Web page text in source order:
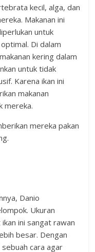
kecil, alga, dan
Makanan ini
untuk
Di dalam
kering dalam
untuk tidak
Karena ikan ini
makanan
mereka.
mereka pakan
Danio
Ukuran
ini sangat rawan
besar. Dengan
cara agar